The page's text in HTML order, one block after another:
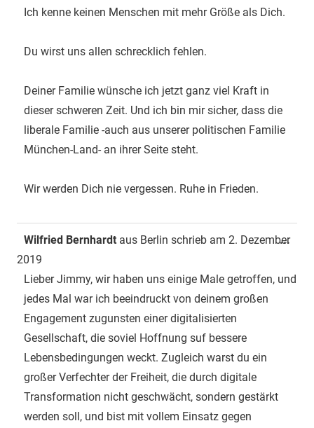
Ich kenne keinen Menschen mit mehr Größe als Dich.
Du wirst uns allen schrecklich fehlen.
Deiner Familie wünsche ich jetzt ganz viel Kraft in
dieser schweren Zeit. Und ich bin mir sicher, dass die
liberale Familie -auch aus unserer politischen Familie
München-Land- an ihrer Seite steht.
Wir werden Dich nie vergessen. Ruhe in Frieden.
Wilfried Bernhardt aus Berlin schrieb am 2. Dezember
2019
Lieber Jimmy, wir haben uns einige Male getroffen, und
jedes Mal war ich beeindruckt von deinem großen
Engagement zugunsten einer digitalisierten
Gesellschaft, die soviel Hoffnung suf bessere
Lebensbedingungen weckt. Zugleich warst du ein
großer Verfechter der Freiheit, die durch digitale
Transformation nicht geschwächt, sondern gestärkt
werden soll, und bist mit vollem Einsatz gegen
...